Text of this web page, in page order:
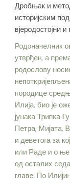
Дробњак и
историјским
вјеродостојни
Родоначелник
утврђен, а
родослову
породице
Илија, био је
јунака Трипка
Петра, Мијата,
и деветога за
или Раде и о
од осталих
главе. По